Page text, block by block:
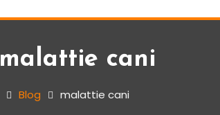
malattie cani
Blog malattie cani